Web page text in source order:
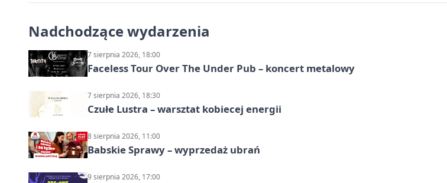
Nadchodzące wydarzenia
7 sierpnia 2026, 18:00
Faceless Tour Over The Under Pub – koncert metalowy
7 sierpnia 2026, 18:30
Czułe Lustra – warsztat kobiecej energii
8 sierpnia 2026, 11:00
Babskie Sprawy – wyprzedaż ubrań
9 sierpnia 2026, 17:00